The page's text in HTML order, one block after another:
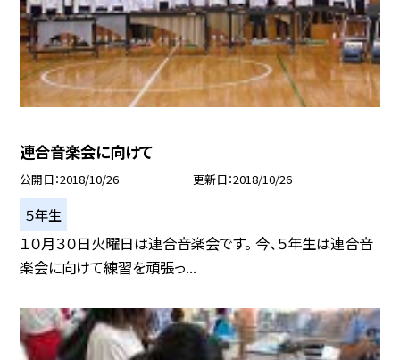
連合音楽会に向けて
公開日 2018/10/26 更新日 2018/10/26
５年生
１０月３０日火曜日は連合音楽会です。 今、５年生は連合音
楽会に向けて練習を頑張っ...